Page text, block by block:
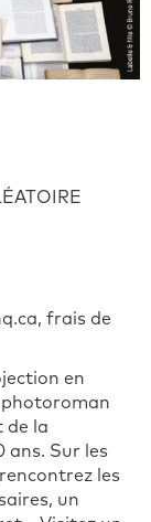
frais de
en
photoroman
de la
ans. Sur les
les
un